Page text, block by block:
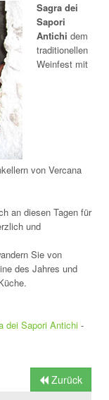
Sagra dei
Sapori
Antichi dem
traditionellen
Weinfest mit
von Vercana
an diesen Tagen für
und
Sie von
des Jahres und
dei Sapori Antichi -
Zurück